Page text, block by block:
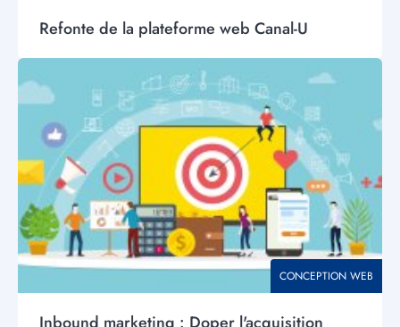
Refonte de la plateforme web Canal-U​
Visuel
principal
THÉMATIQUE
CONCEPTION WEB